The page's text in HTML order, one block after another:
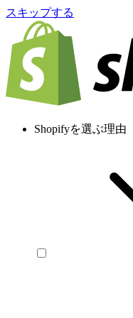
スキップする
Shopifyを選ぶ理由